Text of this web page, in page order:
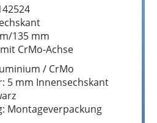
135 mm
CrMo-Achse
/ CrMo
5 mm Innensechskant
Montageverpackung